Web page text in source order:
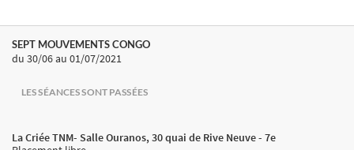
SEPT MOUVEMENTS CONGO
du 30/06au 01/07/2021
LES SÉANCES SONT PASSÉES
La Criée TNM- Salle Ouranos, 30 quai de Rive Neuve - 7e